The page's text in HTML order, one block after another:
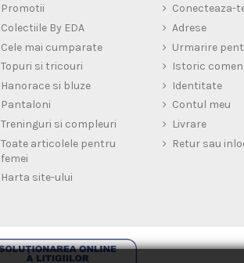
Promotii
Colectiile By EDA
Cele mai cumparate
Topuri si tricouri
Hanorace si bluze
Pantaloni
Treninguri si compleuri
Toate articolele pentru
femei
Harta site-ului
Conecteaza-
Adrese
Urmarire
Istoric
Identitate
Contul meu
Livrare
Retur sau